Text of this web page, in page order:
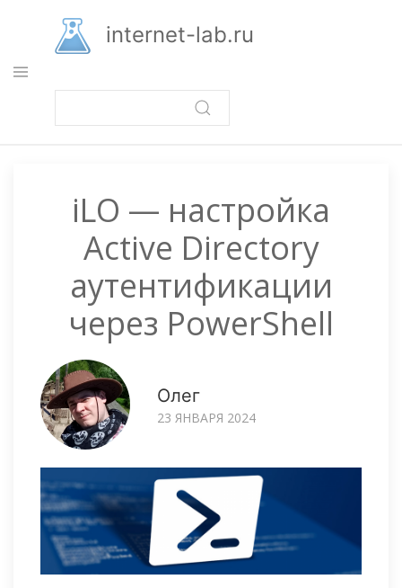
основному
содержанию
internet-lab.ru
iLO — настройка
Active Directory
аутентификации
через PowerShell
Олег
23 ЯНВАРЯ 2024